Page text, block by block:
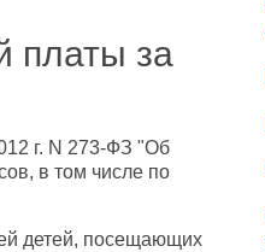
платы за
г. N 273-ФЗ "Об
в том числе по
детей, посещающих